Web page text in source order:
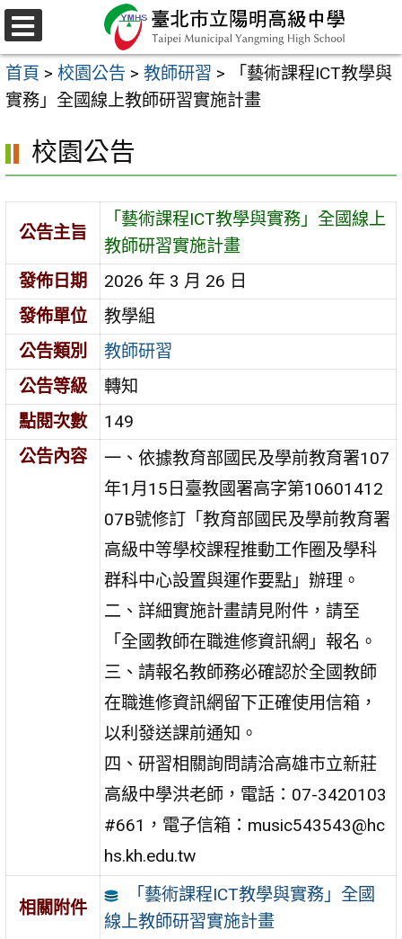
跳
至
主
要
容
區
選
單
首頁 > 校園公告 > 教師研習 >
「藝術課程ICT教學與
實務」全國線上教師研習實施計畫
校園公告
公告主旨
「藝術課程ICT教學與實務」全國線上
教師研習實施計畫
發佈日期
2026 年 3 月 26 日
發佈單位
教學組
公告類別
教師研習
公告等級
轉知
點閱次數
149
公告內容
一、依據教育部國民及學前教育署107
年1月15日臺教國署高字第10601412
07B號修訂「教育部國民及學前教育署
高級中等學校課程推動工作圈及學科
群科中心設置與運作要點」辦理。
二、詳細實施計畫請見附件，請至
「全國教師在職進修資訊網」報名。
三、請報名教師務必確認於全國教師
在職進修資訊網留下正確使用信箱，
以利發送課前通知。
四、研習相關詢問請洽高雄市立新莊
高級中學洪老師，電話：07-3420103
#661，電子信箱：music543543@hc
hs.kh.edu.tw
相關附件
「藝術課程ICT教學與實務」全國
線上教師研習實施計畫